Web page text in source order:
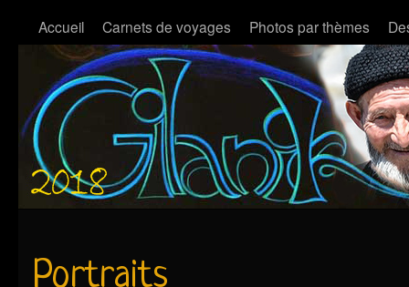
Accueil Carnets de voyages Photos par thèmes
Portraits